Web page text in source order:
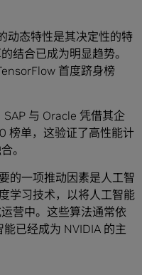
动态特性是其决定性的特
结合已成为明显趋势。
首度跻身榜
与 Oracle 凭借其企
榜单，这验证了高性能计
。
的一项推动因素是人工智
学习技术，以将人工智能
营中。这些算法通常依
已经成为 NVIDIA 的主